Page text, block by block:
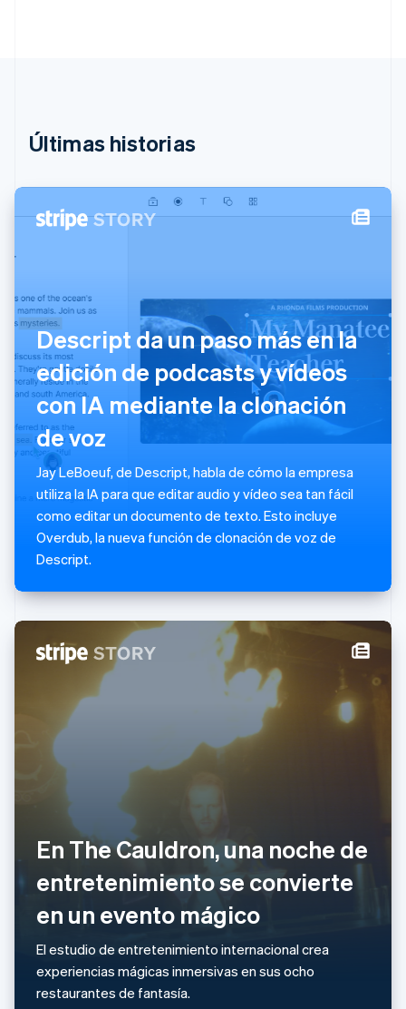
Últimas historias
Descript da un paso más en la
edición de podcasts y vídeos
con IA mediante la clonación
de voz
Jay LeBoeuf, de Descript, habla de cómo la empresa
utiliza la IA para que editar audio y vídeo sea tan fácil
como editar un documento de texto. Esto incluye
Overdub, la nueva función de clonación de voz de
Descript.
En The Cauldron, una noche de
entretenimiento se convierte
en un evento mágico
El estudio de entretenimiento internacional crea
experiencias mágicas inmersivas en sus ocho
restaurantes de fantasía.
Francia
Gibraltar
Grecia
India
English
Irlanda
English
Italia
Italiano
Japón
日本語
Letonia
English
Liechtenstein
Deutsch English
Lituania
English
Luxemburgo
Malasia
English
México
English
Noruega
English
Nueva Zelandia
Países Bajos
English
Polonia
English
Portugal
English
RAE de Hong Kong, China
Reino Unido
English
República Checa
English
Rumania